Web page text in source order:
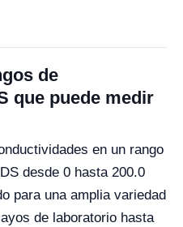
de
que puede medir
en un rango
desde 0 hasta 200.0
para una amplia variedad
de laboratorio hasta